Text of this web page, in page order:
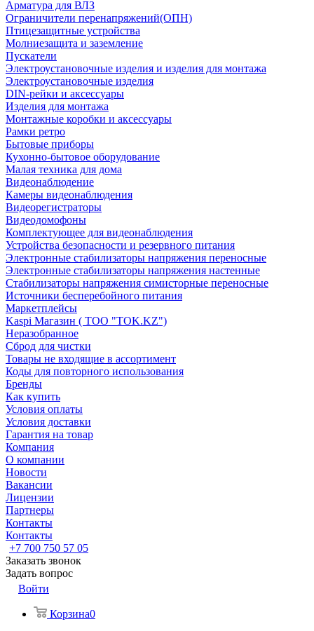
Арматура для ВЛЗ
Ограничители перенапряжений(ОПН)
Птицезащитные устройства
Молниезащита и заземление
Пускатели
Электроустановочные изделия и изделия для монтажа
Электроустановочные изделия
DIN-рейки и аксессуары
Изделия для монтажа
Монтажные коробки и аксессуары
Рамки ретро
Бытовые приборы
Кухонно-бытовое оборудование
Малая техника для дома
Видеонаблюдение
Камеры видеонаблюдения
Видеорегистраторы
Видеодомофоны
Комплектующее для видеонаблюдения
Устройства безопасности и резервного питания
Электронные стабилизаторы напряжения переносные
Электронные стабилизаторы напряжения настенные
Стабилизаторы напряжения симисторные переносные
Источники бесперебойного питания
Маркетплейсы
Kaspi Магазин ( ТОО "TOK.KZ")
Неразобранное
Сброд для чистки
Товары не входящие в ассортимент
Коды для повторного использования
Бренды
Как купить
Условия оплаты
Условия доставки
Гарантия на товар
Компания
О компании
Новости
Вакансии
Лицензии
Партнеры
Контакты
Контакты
+7 700 750 57 05
Заказать звонок
Задать вопрос
Войти
Корзина0